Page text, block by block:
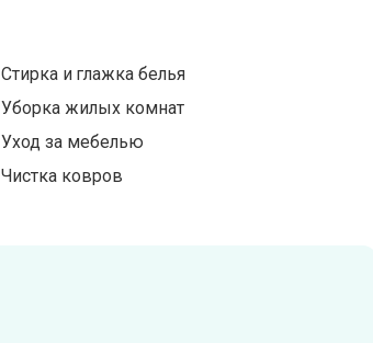
Стирка и глажка белья
Уборка жилых комнат
Уход за мебелью
Чистка ковров